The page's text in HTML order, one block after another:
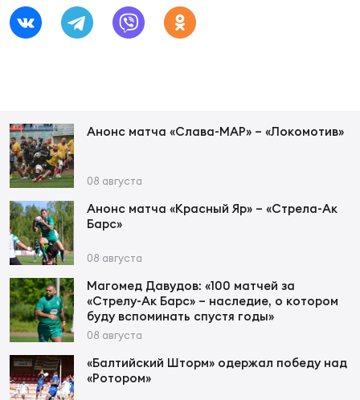
по
Анонс матча «Слава-МАР» – «Локомотив»
08 августа
Анонс матча «Красный Яр» – «Стрела-Ак
Барс»
08 августа
Магомед Давудов: «100 матчей за
«Стрелу-Ак Барс» – наследие, о котором
буду вспоминать спустя годы»
08 августа
«Балтийский Шторм» одержал победу над
«Ротором»